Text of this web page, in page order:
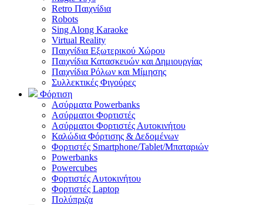
Retro Παιχνίδια
Robots
Sing Along Karaoke
Virtual Reality
Παιχνίδια Εξωτερικού Χώρου
Παιχνίδια Κατασκευών και Δημιουργίας
Παιχνίδια Ρόλων και Μίμησης
Συλλεκτικές Φιγούρες
Φόρτιση
Ασύρματα Powerbanks
Aσύρματοι Φορτιστές
Ασύρματοι Φορτιστές Αυτοκινήτου
Καλώδια Φόρτισης & Δεδομένων
Φορτιστές Smartphone/Tablet/Μπαταριών
Powerbanks
Powercubes
Φορτιστές Αυτοκινήτου
Φορτιστές Laptop
Πολύπριζα